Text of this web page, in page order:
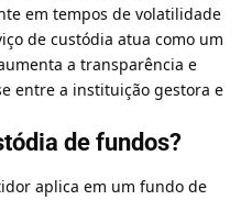
em tempos de volatilidade
de custódia atua como um
a transparência e
entre a instituição gestora e
de fundos?
aplica em um fundo de